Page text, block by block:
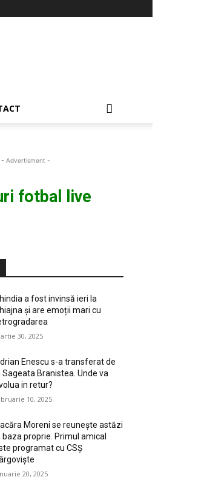
- Advertisment -
fotbal live
a fost invinsă ieri la
și are emoții mari cu
30, 2025
Enescu s-a transferat de
Sageata Branistea. Unde va
in retur?
10, 2025
Moreni se reuneşte astăzi
baza proprie. Primul amical
programat cu CSȘ
20, 2025